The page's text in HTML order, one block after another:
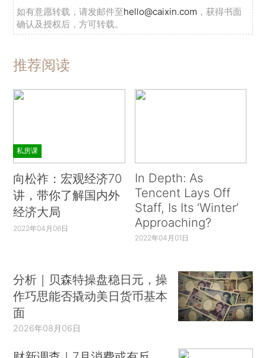
如有意愿转载，请发邮件至hello@caixin.com ，获得书面
确认及授权后，方可转载。
推荐阅读
私房课
向松祚：宏观经济70
讲，带你了解国内外
经济大局
2022年04月06日
In Depth: As
Tencent Lays Off
Staff, Is Its ‘Winter’
Approaching?
2022年04月01日
分析｜贝森特操盘稳日元，操
作巧思能否撬动美日货币基本
面
2026年08月06日